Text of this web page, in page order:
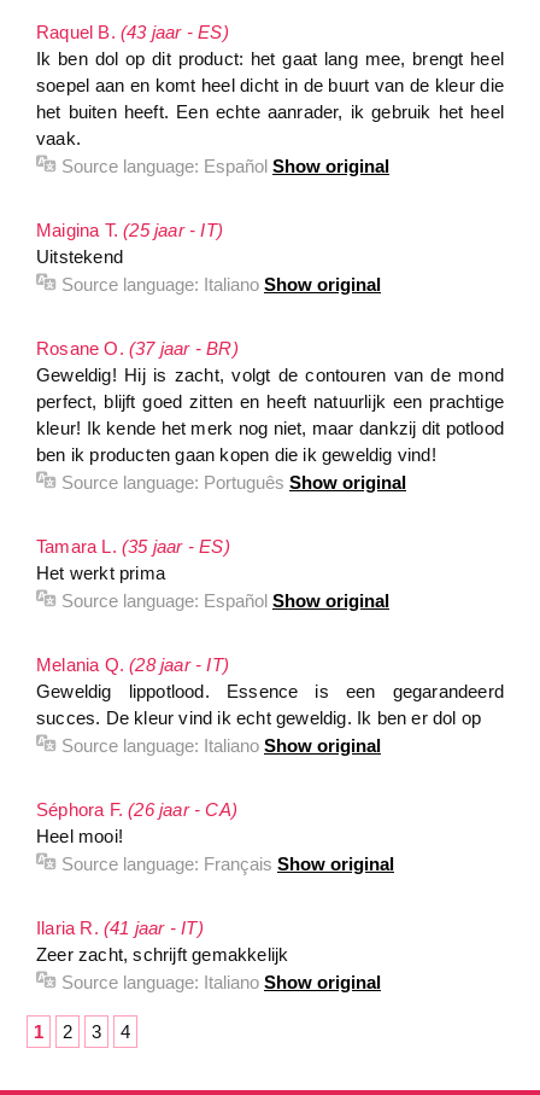
Raquel B. (43 jaar - ES)
Ik ben dol op dit product: het gaat lang mee, brengt heel
soepel aan en komt heel dicht in de buurt van de kleur die
het buiten heeft. Een echte aanrader, ik gebruik het heel
vaak.
Source language: Español Show original
Maigina T.(25 jaar - IT)
Uitstekend
Source language: Italiano Show original
Rosane O. (37 jaar - BR)
Geweldig! Hij is zacht, volgt de contouren van de mond
perfect, blijft goed zitten en heeft natuurlijk een prachtige
kleur! Ik kende het merk nog niet, maar dankzij dit potlood
ben ik producten gaan kopen die ik geweldig vind!
Source language: Português Show original
Tamara L. (35 jaar - ES)
Het werkt prima
Source language: Español Show original
Melania Q.(28 jaar - IT)
Geweldig lippotlood. Essence is een gegarandeerd
succes. De kleur vind ik echt geweldig. Ik ben er dol op
Source language: Italiano Show original
Séphora F.(26 jaar - CA)
Heel mooi!
Source language: Français Show original
Ilaria R. (41 jaar - IT)
Zeer zacht, schrijft gemakkelijk
Source language: Italiano Show original
1 2 3 4